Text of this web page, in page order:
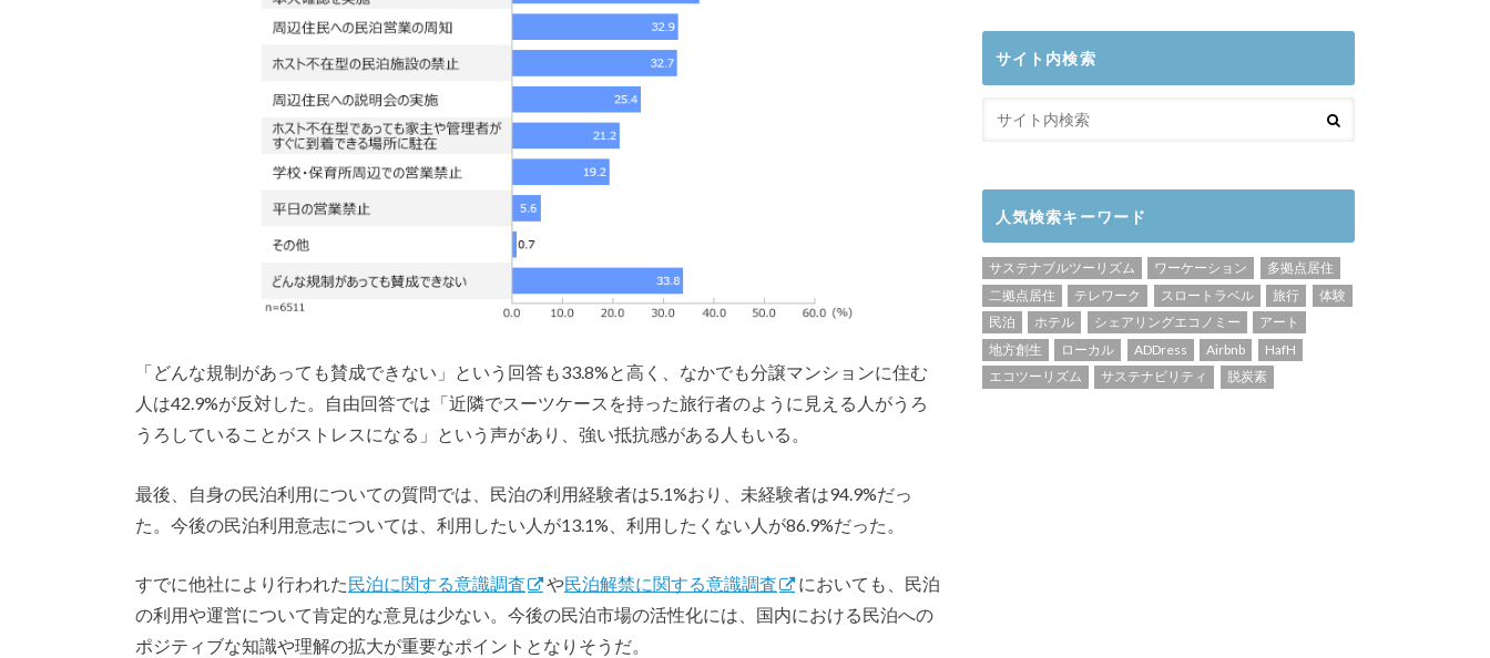
「どんな規制があっても賛成できない」という回答も33.8%と高く、なかでも分譲マンションに住む
人は42.9%が反対した。自由回答では「近隣でスーツケースを持った旅行者のように見える人がうろ
うろしていることがストレスになる」という声があり、強い抵抗感がある人もいる。
最後、自身の民泊利用についての質問では、民泊の利用経験者は5.1%おり、未経験者は94.9%だっ
た。今後の民泊利用意志については、利用したい人が13.1%、利用したくない人が86.9%だった。
すでに他社により行われた民泊に関する意識調査 や民泊解禁に関する意識調査
においても、民泊
の利用や運営について肯定的な意見は少ない。今後の民泊市場の活性化には、国内における民泊への
ポジティブな知識や理解の拡大が重要なポイントとなりそうだ。
サイト内検索
人気検索キーワード
サステナブルツーリズム ワーケーション
多拠点居住
二拠点居住
テレワーク スロートラベル 旅行
体験
民泊
ホテル シェアリングエコノミー
アート
地方創生
ローカル ADDress Airbnb
HafH
エコツーリズム
サステナビリティ 脱炭素